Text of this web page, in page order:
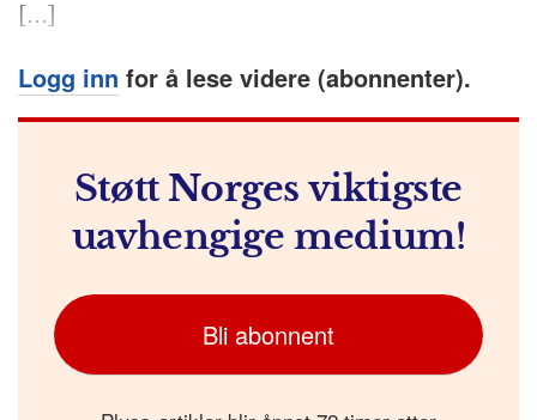
[…]
Logg inn for å lese videre (abonnenter).
Støtt Norges viktigste
uavhengige medium!
Bli abonnent